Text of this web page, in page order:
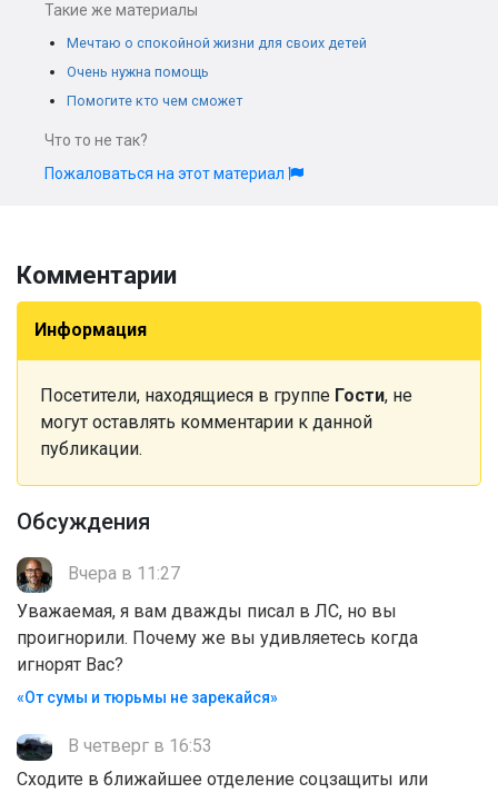
Такие же материалы
Мечтаю о спокойной жизни для своих детей
Очень нужна помощь
Помогите кто чем сможет
Что то не так?
Пожаловаться на этот материал
Комментарии
Информация
Посетители, находящиеся в группе Гости, не
могут оставлять комментарии к данной
публикации.
Обсуждения
Вчера в 11:27
Уважаемая, я вам дважды писал в ЛС, но вы
проигнорили. Почему же вы удивляетесь когда
игнорят Вас?
«От сумы и тюрьмы не зарекайся»
В четверг в 16:53
Сходите в ближайшее отделение соцзащиты или